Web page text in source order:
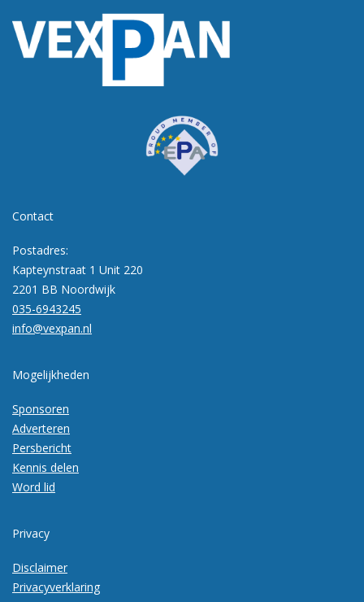
Contact
Postadres:
Kapteynstraat 1 Unit 220
2201 BB Noordwijk
035-6943245
info@vexpan.nl
Mogelijkheden
Sponsoren
Adverteren
Persbericht
Kennis delen
Word lid
Privacy
Disclaimer
Privacyverklaring